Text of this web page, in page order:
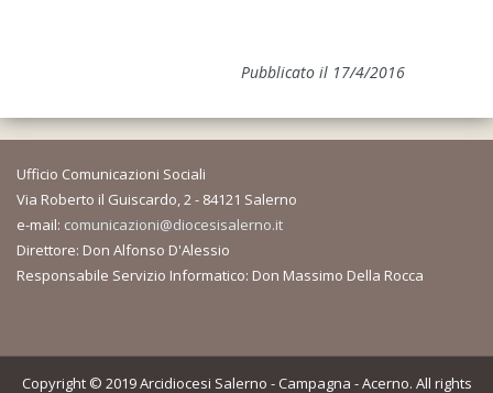
Pubblicato il 17/4/2016
Ufficio Comunicazioni Sociali
Via Roberto il Guiscardo, 2 - 84121 Salerno
e-mail: comunicazioni@diocesisalerno.it
Direttore: Don Alfonso D'Alessio
Responsabile Servizio Informatico: Don Massimo Della Rocca
Copyright © 2019 Arcidiocesi Salerno - Campagna - Acerno. All rights